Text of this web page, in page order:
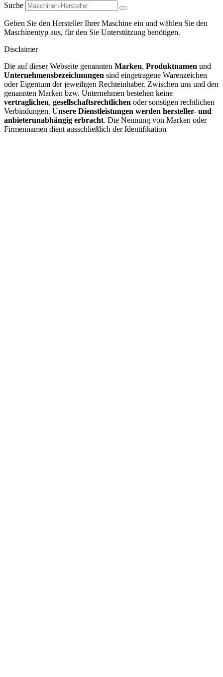
Suche
Geben Sie den Hersteller Ihrer Maschine ein und wählen Sie den
Maschinentyp aus, für den Sie Unterstützung benötigen.
Disclaimer
Die auf dieser Webseite genannten Marken, Produktnamen und
Unternehmensbezeichnungen sind eingetragene Warenzeichen
oder Eigentum der jeweiligen Rechteinhaber. Zwischen uns und den
genannten Marken bzw. Unternehmen bestehen keine
vertraglichen, gesellschaftsrechtlichen oder sonstigen rechtlichen
Verbindungen. Unsere Dienstleistungen werden hersteller- und
anbieterunabhängig erbracht. Die Nennung von Marken oder
Firmennamen dient ausschließlich der Identifikation